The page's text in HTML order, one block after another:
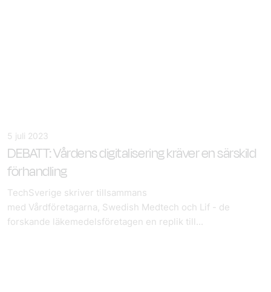
5 juli 2023
DEBATT: Vårdens digitalisering kräver en särskild
förhandling
TechSverige skriver tillsammans
med Vårdföretagarna, Swedish Medtech och Lif - de
forskande läkemedelsföretagen en replik till...